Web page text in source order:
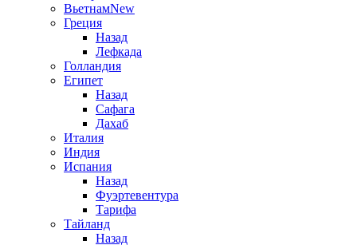
ВьетнамNew
Греция
Назад
Лефкада
Голландия
Египет
Назад
Сафага
Дахаб
Италия
Индия
Испания
Назад
Фуэртевентура
Тарифа
Тайланд
Назад